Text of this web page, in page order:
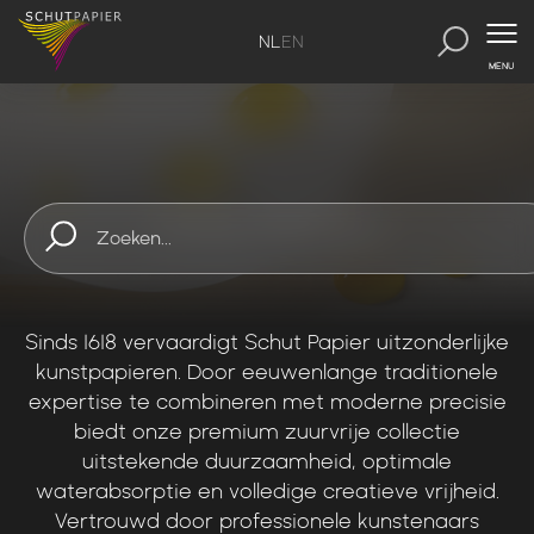
NLEN
MENU
KUNSTPAPIER
Sinds 1618 vervaardigt Schut Papier uitzonderlijke
kunstpapieren. Door eeuwenlange traditionele
expertise te combineren met moderne precisie
biedt onze premium zuurvrije collectie
uitstekende duurzaamheid, optimale
waterabsorptie en volledige creatieve vrijheid.
Vertrouwd door professionele kunstenaars